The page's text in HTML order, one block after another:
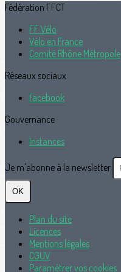
Fédération FFCT
FF Vélo
Vélo en France
Comité Rhône Métropole
Réseaux sociaux
Facebook
Gouvernance
Instances
Je m'abonne à la newsletter
OK
Plan du site
Licences
Mentions légales
CGUV
Paramétrer vos cookies